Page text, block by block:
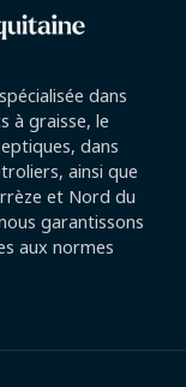
dans
à graisse, le
dans
ainsi que
et Nord du
garantissons
aux normes